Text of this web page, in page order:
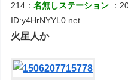
214：名無しステーション
：
ID:y4HrNYYL0.net
火星人か